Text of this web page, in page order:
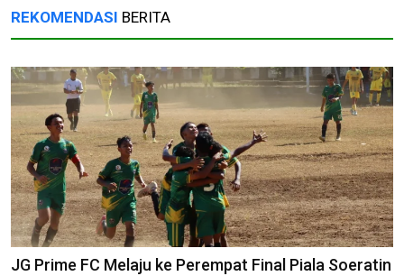
REKOMENDASI BERITA
JG Prime FC Melaju ke Perempat Final Piala Soeratin